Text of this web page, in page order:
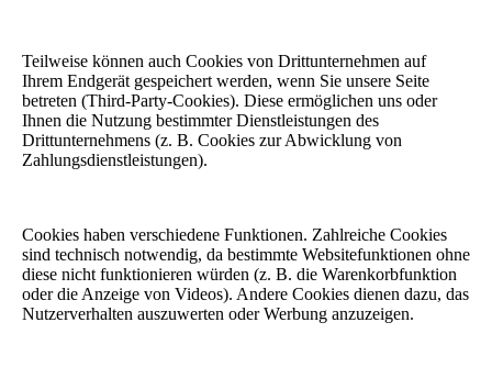
Teilweise können auch Cookies von Drittunternehmen auf
Ihrem Endgerät gespeichert werden, wenn Sie unsere Seite
betreten (Third-Party-Cookies). Diese ermöglichen uns oder
Ihnen die Nutzung bestimmter Dienstleistungen des
Drittunternehmens (z. B. Cookies zur Abwicklung von
Zahlungsdienstleistungen).
Cookies haben verschiedene Funktionen. Zahlreiche Cookies
sind technisch notwendig, da bestimmte Websitefunktionen ohne
diese nicht funktionieren würden (z. B. die Warenkorbfunktion
oder die Anzeige von Videos). Andere Cookies dienen dazu, das
Nutzerverhalten auszuwerten oder Werbung anzuzeigen.